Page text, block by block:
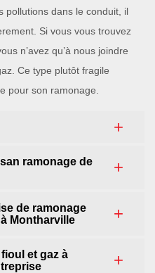
pollutions dans le conduit, il
Si vous vous trouvez
n’avez qu’à nous joindre
Ce type plutôt fragile
pour son ramonage.
ramonage de
de ramonage
Montharville
et gaz à